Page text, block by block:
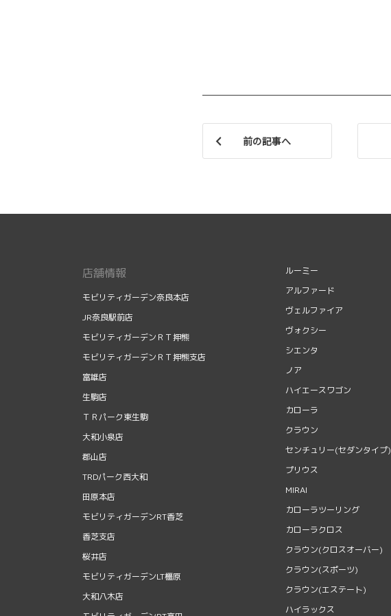
前の記事へ
店舗情報
モビリティガーデン奈良本店
JR奈良駅前店
モビリティガーデンＲＴ押熊
モビリティガーデンＲＴ押熊支店
富雄店
生駒店
ＴＲパーク東生駒
大和小泉店
郡山店
TRDパーク西大和
田原本店
モビリティガーデンRT香芝
香芝支店
桜井店
モビリティガーデンLT橿原
大和八木店
ルーミー
アルファード
ヴェルファイア
ヴォクシー
シエンタ
ノア
ハイエースワゴン
カローラ
クラウン
センチュリー(セダンタイプ)
プリウス
MIRAI
カローラツーリング
カローラクロス
クラウン(クロスオーバー)
クラウン(スポーツ)
クラウン(エステート)
ハイラックス